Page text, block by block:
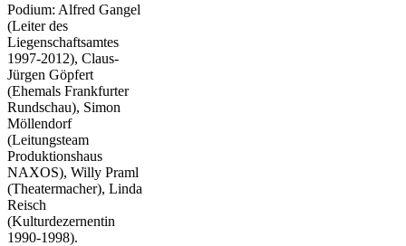
Podium: Alfred Gangel
(Leiter des
Liegenschaftsamtes
1997-2012), Claus-
Jürgen Göpfert
(Ehemals Frankfurter
Rundschau), Simon
Möllendorf
(Leitungsteam
Produktionshaus
NAXOS), Willy Praml
(Theatermacher), Linda
Reisch
(Kulturdezernentin
1990-1998).